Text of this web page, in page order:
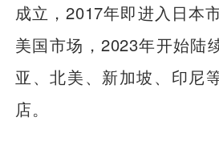
成立，2017年即进入日本
美国市场，2023年开始陆
亚、北美、新加坡、印尼
店。